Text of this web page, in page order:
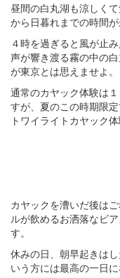
昼間の白丸湖も涼しく
から日暮れまでの時間が
４時を過ぎると風が止
声が響き渡る霧の中の
が東京とは思えませよ。
通常のカヤック体験は
すが、夏のこの時期限
トワイライトカヤック
カヤックを漕いだ後は
ルが飲めるお洒落なビ
す。
休みの日、朝早起きは
いう方には最高の一日